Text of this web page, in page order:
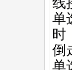
单
时
倒
单